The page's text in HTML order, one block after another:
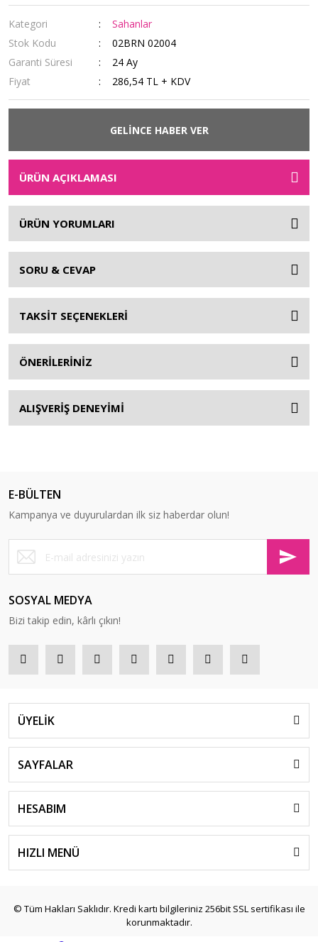
Kategori
Sahanlar
Stok Kodu
02BRN 02004
Garanti Süresi
24 Ay
Fiyat
286,54 TL + KDV
GELİNCE HABER VER
ÜRÜN AÇIKLAMASI
ÜRÜN YORUMLARI
SORU & CEVAP
TAKSİT SEÇENEKLERİ
ÖNERİLERİNİZ
ALIŞVERİŞ DENEYİMİ
E-BÜLTEN
Kampanya ve duyurulardan ilk siz haberdar olun!
SOSYAL MEDYA
Bizi takip edin, kârlı çıkın!
ÜYELİK
SAYFALAR
HESABIM
HIZLI MENÜ
© Tüm Hakları Saklıdır. Kredi kartı bilgileriniz 256bit SSL sertifikası ile
korunmaktadır.